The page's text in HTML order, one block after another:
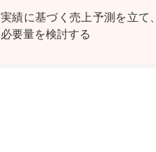
実績に基づく売上予測を立て、
必要量を検討する